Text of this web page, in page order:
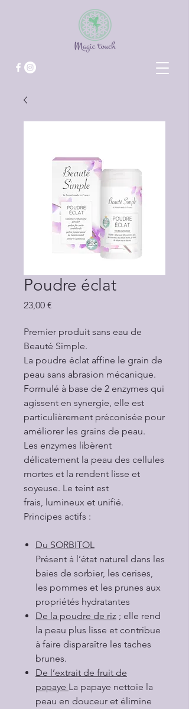
Poudre éclat
23,00 €
Premier produit sans eau de
Beauté Simple.
La poudre éclat affine le grain de
peau sans abrasion mécanique.
Formulé à base de 2 enzymes qui
agissent en synergie, elle est
particulièrement préconisée pour
améliorer les grains de peau.
Les enzymes libèrent
délicatement la peau des cellules
mortes et la rendent lisse et
soyeuse. Le teint est
frais, lumineux et unifié.
Principes actifs :
Du SORBITOL
Présent à l’état naturel dans les
baies de sorbier, les cerises,
les pommes et les prunes aux
propriétés hydratantes
De la poudre de riz ; elle rend
la peau plus lisse et contribue
à faire disparaître les taches
brunes.
De l’extrait de fruit de
papaye La papaye nettoie la
peau en douceur et élimine